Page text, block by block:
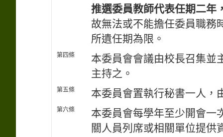
推選委員教師代表任期二年
故無法或不能擔任委員職務
所遺任期為限。
第四條
本委員會會議由校長召集並
主持之。
第五條 本委員會置執行秘書一人，
第六條
本委員會每學年至少開會一
關人員列席或相關單位提供